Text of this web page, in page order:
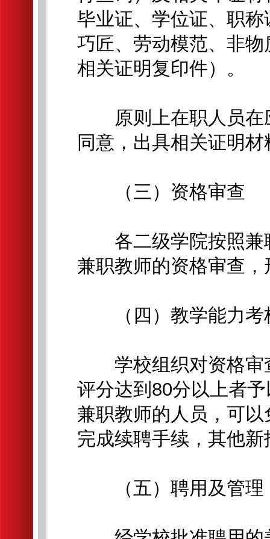
毕业证、学位证、职
巧匠、劳动模范、非
相关证明复印件）。
原则上在职人员在
同意，出具相关证明材
（三）资格审查
各二级学院按照兼
兼职教师的资格审查
（四）教学能力考
学校组织对资格审
评分达到80分以上者
兼职教师的人员，可
完成续聘手续，其他
（五）聘用及管理